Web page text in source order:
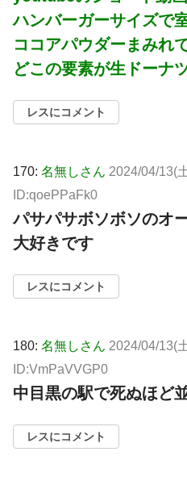
ハンバーガーサイズで
ココアパウダーまみれ
どこの要素が生ドーナ
レスにコメント
170: 名無しさん 2024/04/13(
ID:qoePPaFk0
パサパサボソボソのオ
大好きです
レスにコメント
180: 名無しさん 2024/04/13(
ID:VmPaVVGP0
中目黒の駅で死ぬほど
レスにコメント